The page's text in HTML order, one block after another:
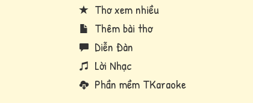
Thơ xem nhiều
Thêm bài thơ
Diễn Đàn
Lời Nhạc
Phần mềm TKaraoke